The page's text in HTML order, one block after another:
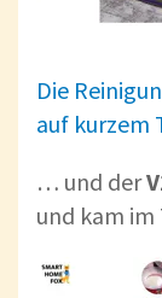
Die
auf kurzem
… und der
und kam im